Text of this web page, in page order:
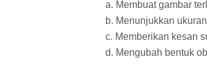
a. Membuat gambar
b. Menunjukkan
c. Memberikan kesan
d. Mengubah bentuk